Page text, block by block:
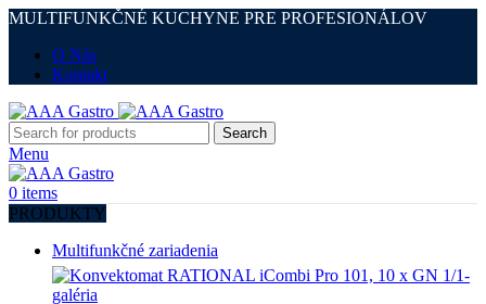
MULTIFUNKČNÉ KUCHYNE PRE PROFESIONÁLOV
O Nás
Kontakt
Search
Menu
0 items
PRODUKTY
Multifunkčné zariadenia